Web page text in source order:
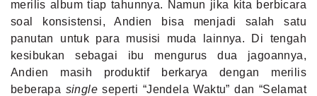
merilis album tiap tahunnya. Namun jika kita berbicara
soal konsistensi, Andien bisa menjadi salah satu
panutan untuk para musisi muda lainnya. Di tengah
kesibukan sebagai ibu mengurus dua jagoannya,
Andien masih produktif berkarya dengan merilis
beberapa single seperti “Jendela Waktu” dan “Selamat